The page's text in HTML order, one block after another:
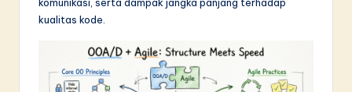
A
kualitas kode.